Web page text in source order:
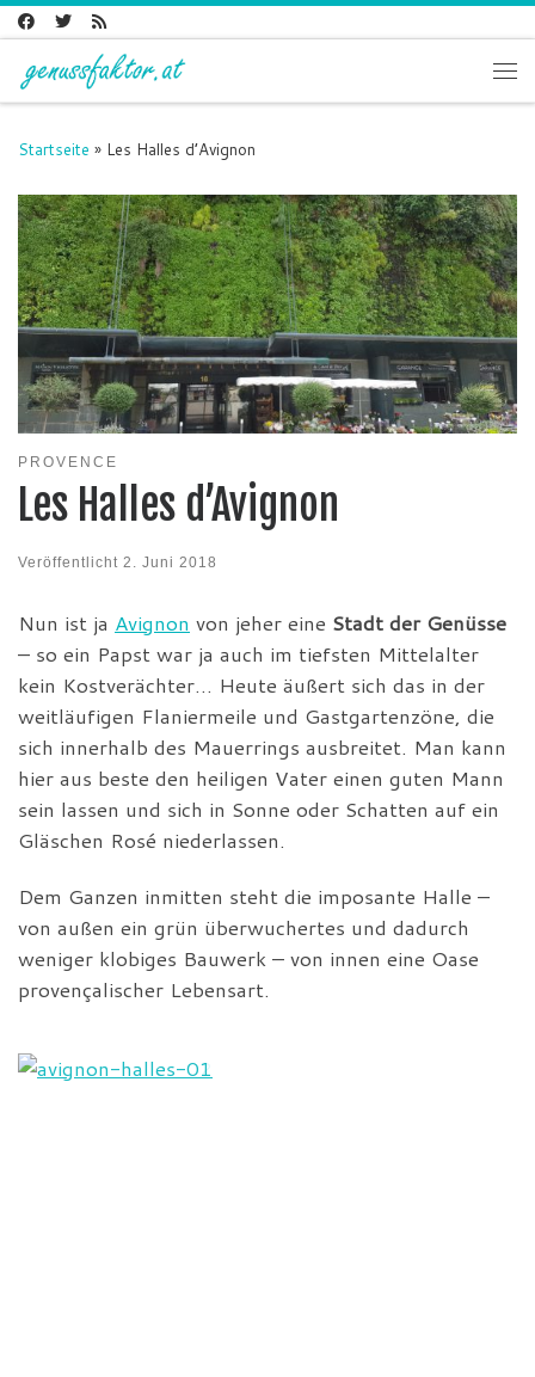
Zum Inhalt springen
Startseite » Les Halles d’Avignon
PROVENCE
Les Halles d’Avignon
Veröffentlicht 2. Juni 2018
Nun ist ja Avignon von jeher eine Stadt der Genüsse
– so ein Papst war ja auch im tiefsten Mittelalter
kein Kostverächter… Heute äußert sich das in der
weitläufigen Flaniermeile und Gastgartenzöne, die
sich innerhalb des Mauerrings ausbreitet. Man kann
hier aus beste den heiligen Vater einen guten Mann
sein lassen und sich in Sonne oder Schatten auf ein
Gläschen Rosé niederlassen.
Dem Ganzen inmitten steht die imposante Halle –
von außen ein grün überwuchertes und dadurch
weniger klobiges Bauwerk – von innen eine Oase
provençalischer Lebensart.